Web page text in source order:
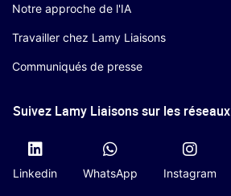
Notre approche de l'IA
Travailler chez Lamy Liaisons
Communiqués de presse
Suivez Lamy Liaisons sur les réseaux
Linkedin WhatsApp Instagram